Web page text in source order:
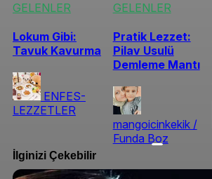
GELENLER
Lokum Gibi:
Tavuk Kavurma
ENFES-
LEZZETLER
GELENLER
Pratik Lezzet:
Pilav Usulü
Demleme Mantı
mangoicinkekik /
Funda Boz